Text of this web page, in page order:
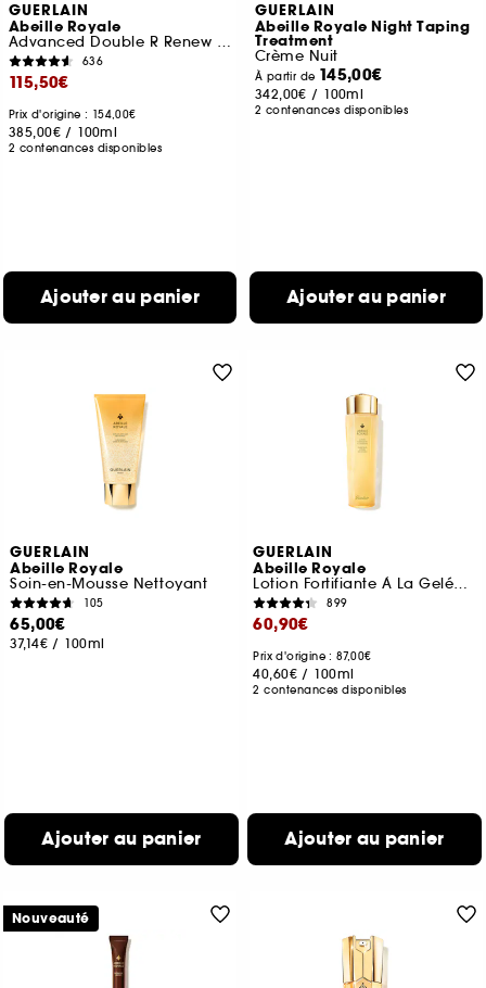
GUERLAIN
Abeille Royale
Advanced Double R Renew Et Repair Serum
636
115,50€
Prix d'origine : 154,00€
385,00€ / 100ml
2 contenances disponibles
Ajouter au panier
GUERLAIN
Abeille Royale Night Taping
Treatment
Crème Nuit
À partir de 145,00€
342,00€ / 100ml
2 contenances disponibles
Ajouter au panier
GUERLAIN
Abeille Royale
Soin-en-Mousse Nettoyant
105
65,00€
37,14€ / 100ml
Ajouter au panier
GUERLAIN
Abeille Royale
Lotion Fortifiante À La Gelée Royale
899
60,90€
Prix d'origine : 87,00€
40,60€ / 100ml
2 contenances disponibles
Ajouter au panier
Nouveauté